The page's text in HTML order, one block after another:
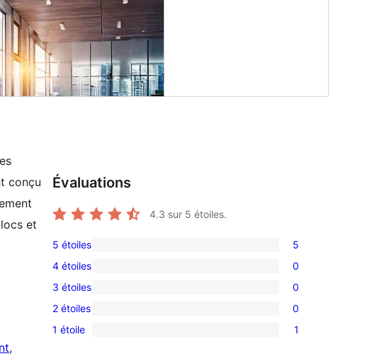
conçu
et
Évaluations
4.3 sur 5 étoiles.
5
avis
à
5
étoiles
5 étoiles 5
0
avis
à
4
4 étoiles 0
0
avis
à
3 étoiles 0
0
avis
2 étoiles 0
1
1 étoile 1